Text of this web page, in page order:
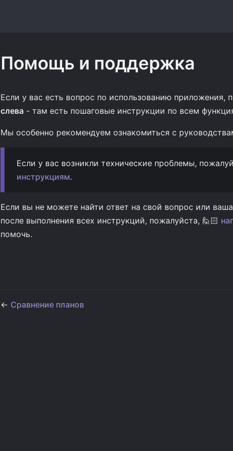
Помощь и поддержка
Если у вас есть вопрос по использованию приложения,
слева - там есть пошаговые инструкции по всем
Мы особенно рекомендуем ознакомиться с
Если у вас возникли технические проблемы,
инструкциям.
Если вы не можете найти ответ на свой вопрос или
после выполнения всех инструкций, пожалуйста, 🙋🏻‍
помочь.
← Сравнение планов